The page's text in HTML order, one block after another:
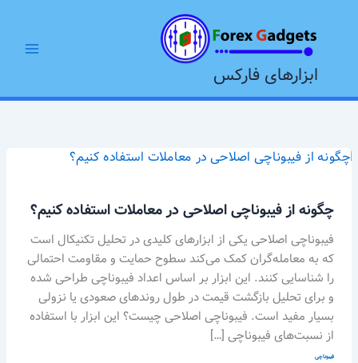
ابزارهای فارکس
Menu
چگونه از فیبوناچی اصلاحی در معاملات استفاده کنیم؟
فیبوناچی اصلاحی یکی از ابزارهای کلیدی در تحلیل تکنیکال است
که به معامله‌گران کمک می‌کند سطوح حمایت و مقاومت احتمالی
را شناسایی کنند. این ابزار بر اساس اعداد فیبوناچی طراحی شده
و برای تحلیل بازگشت قیمت در طول روندهای صعودی یا نزولی
بسیار مفید است. فیبوناچی اصلاحی چیست؟ این ابزار با استفاده
از نسبت‌های فیبوناچی […]
فیبوناچی
چگونه
اصلاحی
در
معاملات
استفاده
کنیم؟